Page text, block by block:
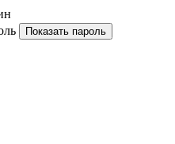
Показать пароль